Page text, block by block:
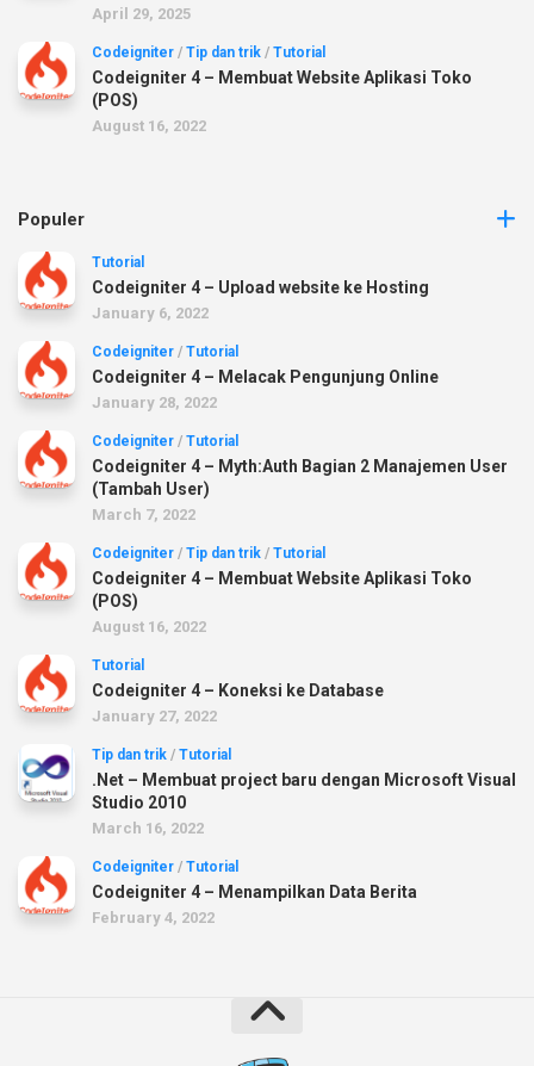
April 29, 2025
Codeigniter / Tip dan trik / Tutorial
Codeigniter 4 – Membuat Website Aplikasi Toko
(POS)
August 16, 2022
Populer
Tutorial
Codeigniter 4 – Upload website ke Hosting
January 6, 2022
Codeigniter / Tutorial
Codeigniter 4 – Melacak Pengunjung Online
January 28, 2022
Codeigniter / Tutorial
Codeigniter 4 – Myth:Auth Bagian 2 Manajemen User
(Tambah User)
March 7, 2022
Codeigniter / Tip dan trik / Tutorial
Codeigniter 4 – Membuat Website Aplikasi Toko
(POS)
August 16, 2022
Tutorial
Codeigniter 4 – Koneksi ke Database
January 27, 2022
Tip dan trik / Tutorial
.Net – Membuat project baru dengan Microsoft Visual
Studio 2010
March 16, 2022
Codeigniter / Tutorial
Codeigniter 4 – Menampilkan Data Berita
February 4, 2022